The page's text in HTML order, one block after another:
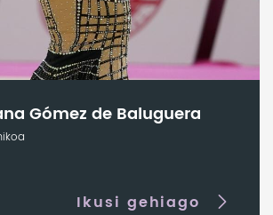
Gómez de Baluguera
Ikusi gehiago